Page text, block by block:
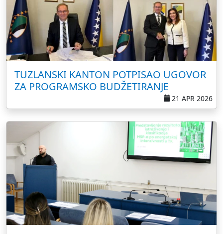
TUZLANSKI KANTON POTPISAO UGOVOR
ZA PROGRAMSKO BUDŽETIRANJE
21 APR 2026